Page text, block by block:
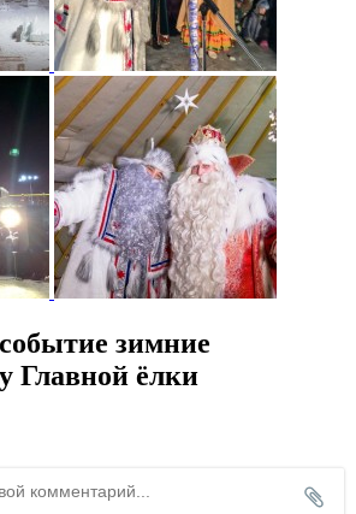
зимние
Главной ёлки